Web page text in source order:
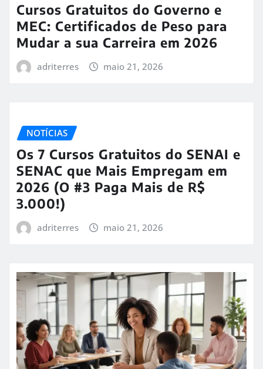
Cursos Gratuitos do Governo e
MEC: Certificados de Peso para
Mudar a sua Carreira em 2026
adriterres maio 21, 2026
NOTÍCIAS
Os 7 Cursos Gratuitos do SENAI e
SENAC que Mais Empregam em
2026 (O #3 Paga Mais de R$
3.000!)
adriterres maio 21, 2026